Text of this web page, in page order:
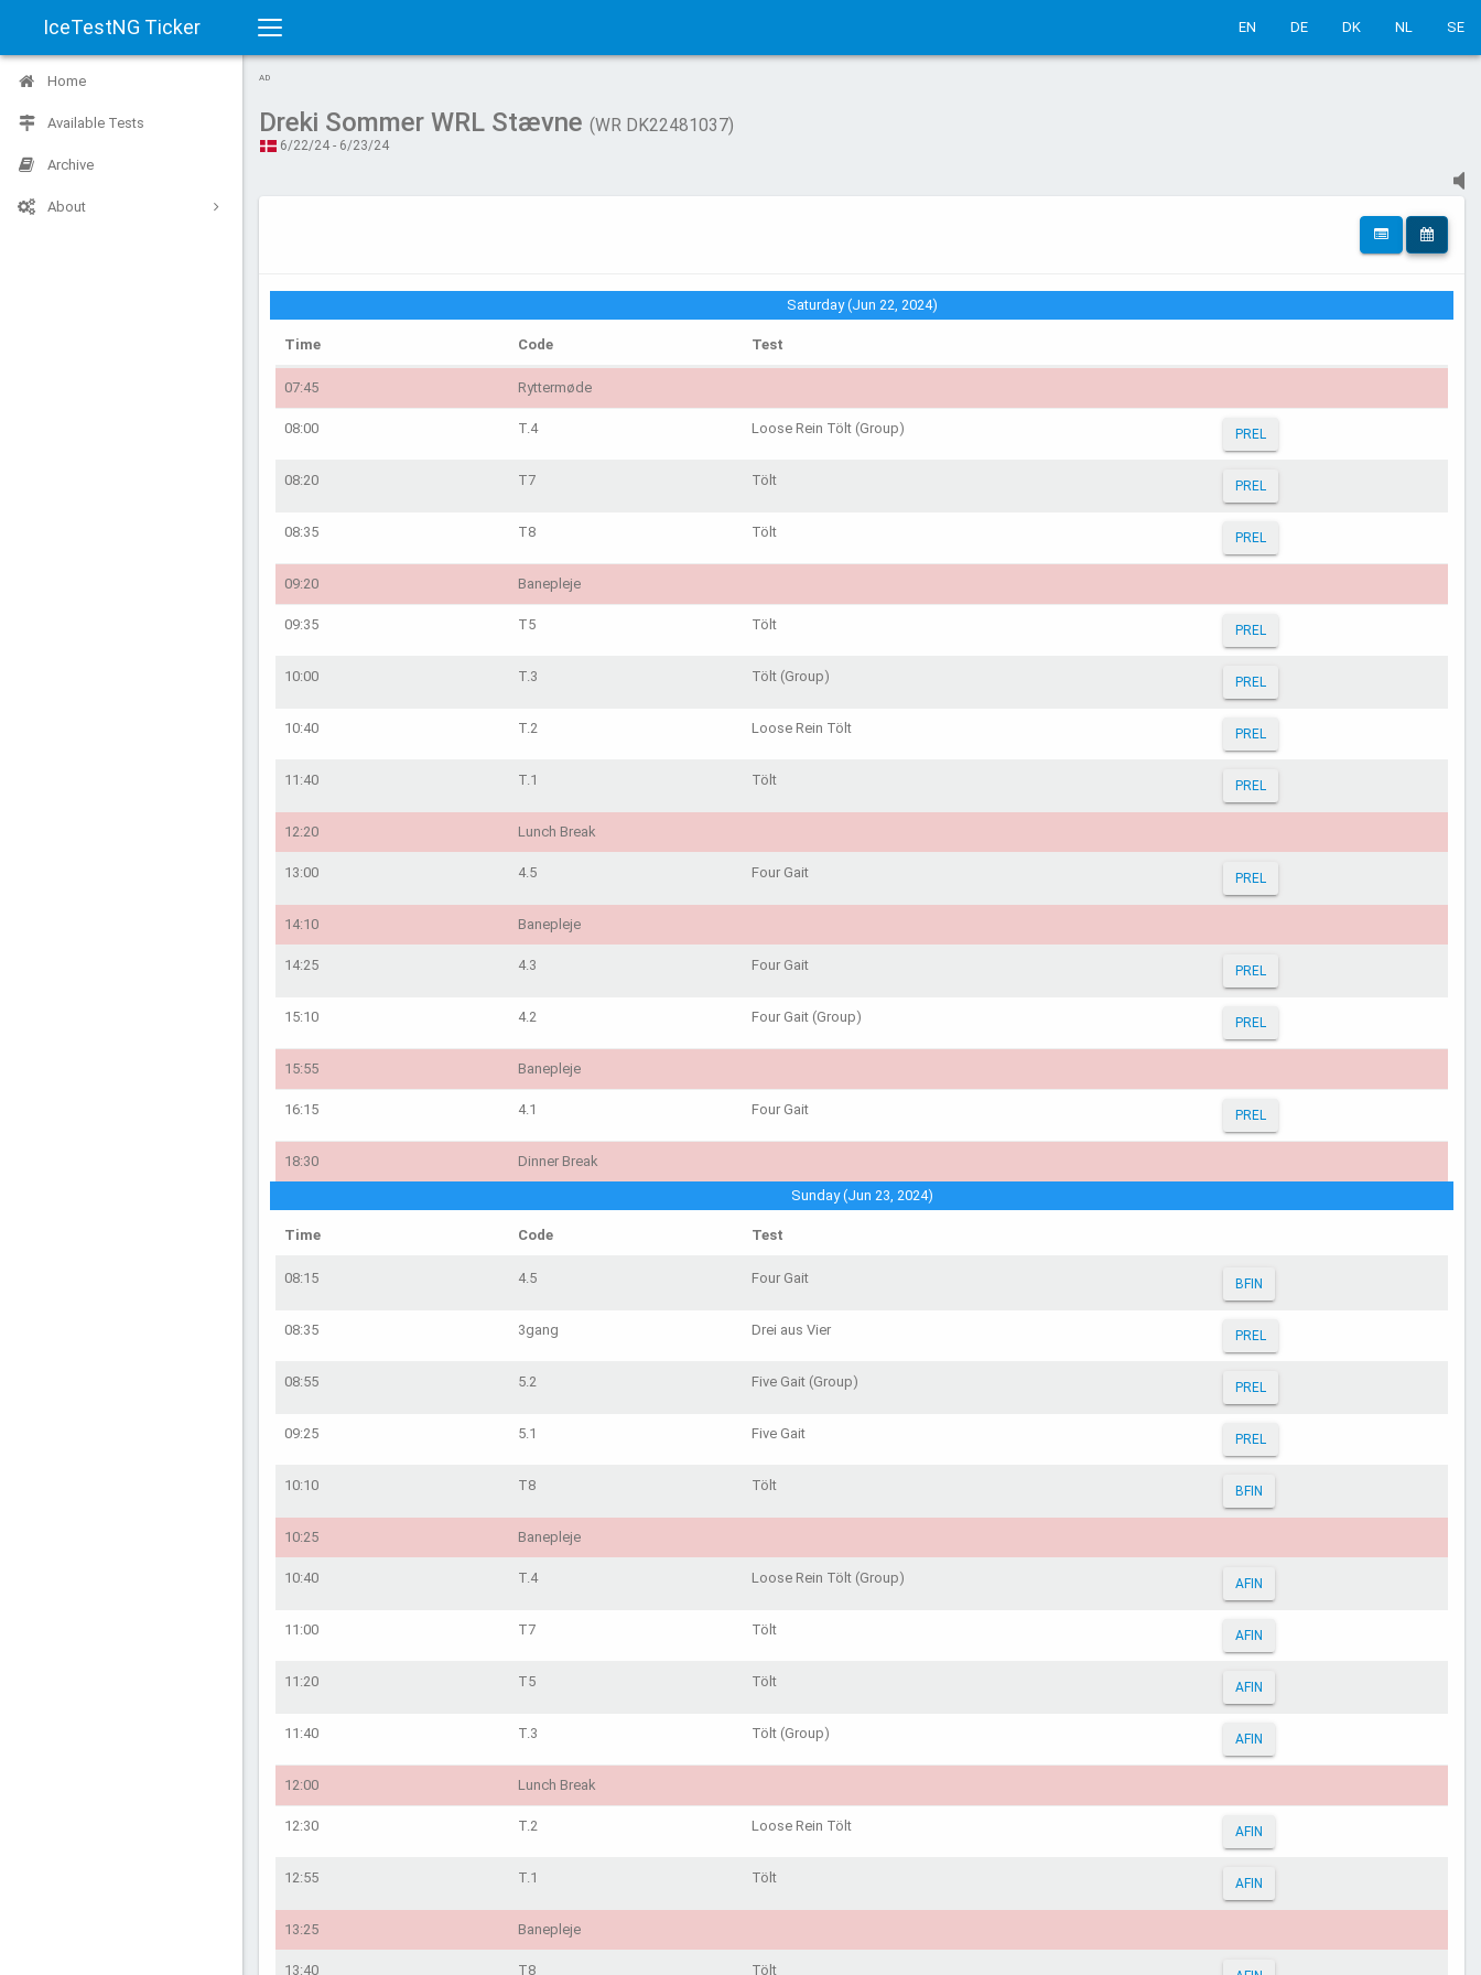
IceTestNG Ticker
Toggle
navigation
EN DE DK NL SE
Home
Available Tests
Archive
About
AD
Dreki Sommer WRL Stævne (WR DK22481037)
6/22/24 - 6/23/24
Saturday (Jun 22, 2024)
Time Code Test
07:45 Ryttermøde
08:00 T.4 Loose Rein Tölt (Group) PREL
08:20 T7 Tölt PREL
08:35 T8 Tölt PREL
09:20 Banepleje
09:35 T5 Tölt PREL
10:00 T.3 Tölt (Group) PREL
10:40 T.2 Loose Rein Tölt PREL
11:40 T.1 Tölt PREL
12:20 Lunch Break
13:00 4.5 Four Gait PREL
14:10 Banepleje
14:25 4.3 Four Gait PREL
15:10 4.2 Four Gait (Group) PREL
15:55 Banepleje
16:15 4.1 Four Gait PREL
18:30 Dinner Break
Sunday (Jun 23, 2024)
Time Code Test
08:15 4.5 Four Gait BFIN
08:35 3gang Drei aus Vier PREL
08:55 5.2 Five Gait (Group) PREL
09:25 5.1 Five Gait PREL
10:10 T8 Tölt BFIN
10:25 Banepleje
10:40 T.4 Loose Rein Tölt (Group) AFIN
11:00 T7 Tölt AFIN
11:20 T5 Tölt AFIN
11:40 T.3 Tölt (Group) AFIN
12:00 Lunch Break
12:30 T.2 Loose Rein Tölt AFIN
12:55 T.1 Tölt AFIN
13:25 Banepleje
13:40 T8 Tölt